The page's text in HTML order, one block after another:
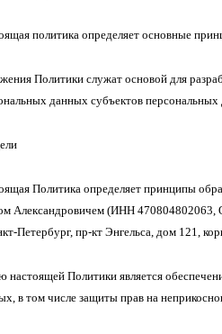
политика определяет основные
Политики служат основой для
данных субъектов
Политика определяет принципы
Александровичем (ИНН
Петербург, пр-кт Энгельса, дом 121,
настоящей Политики является
в том числе защиты прав на